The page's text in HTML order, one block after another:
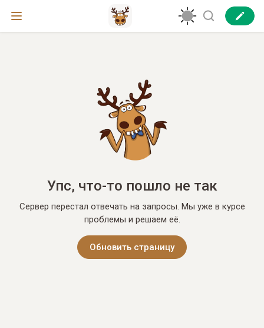
Упс, что-то пошло не так
Сервер перестал отвечать на запросы. Мы уже в курсе
проблемы и решаем её.
Обновить страницу